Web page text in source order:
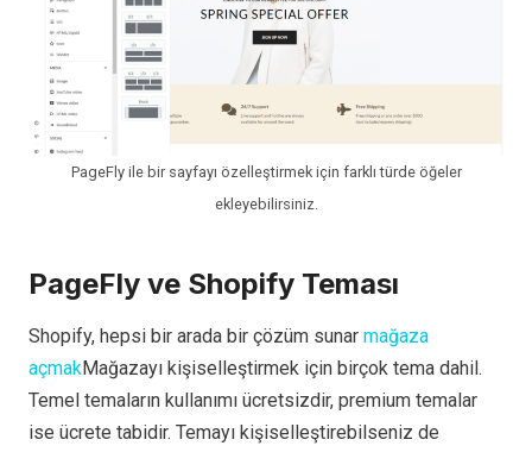
PageFly ile bir sayfayı özelleştirmek için farklı türde öğeler
ekleyebilirsiniz.
PageFly ve Shopify Teması
Shopify, hepsi bir arada bir çözüm sunar mağaza
açmakMağazayı kişiselleştirmek için birçok tema dahil.
Temel temaların kullanımı ücretsizdir, premium temalar
ise ücrete tabidir. Temayı kişiselleştirebilseniz de